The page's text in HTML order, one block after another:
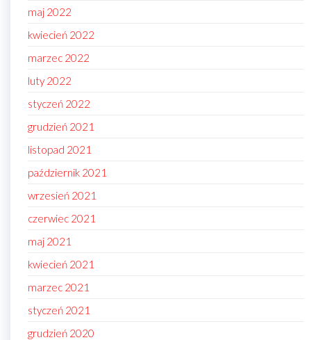
maj 2022
kwiecień 2022
marzec 2022
luty 2022
styczeń 2022
grudzień 2021
listopad 2021
październik 2021
wrzesień 2021
czerwiec 2021
maj 2021
kwiecień 2021
marzec 2021
styczeń 2021
grudzień 2020